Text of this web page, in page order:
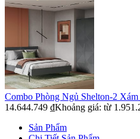
Combo Phòng Ngủ Shelton-2 Xám
14.644.749 ₫Khoảng giá: từ
Sản Phẩm